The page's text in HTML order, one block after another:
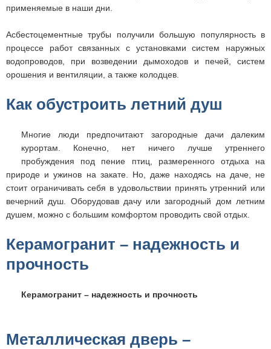
применяемые в наши дни.
Асбестоцементные трубы получили большую популярность в
процессе работ связанных с установками систем наружных
водопроводов, при возведении дымоходов и печей, систем
орошения и вентиляции, а также колодцев.
Как обустроить летний душ
Многие люди предпочитают загородные дачи далеким
курортам. Конечно, нет ничего лучше утреннего
пробуждения под пение птиц, размеренного отдыха на
природе и ужинов на закате. Но, даже находясь на даче, не
стоит ограничивать себя в удовольствии принять утренний или
вечерний душ. Оборудовав дачу или загородный дом летним
душем, можно с большим комфортом проводить свой отдых.
Керамогранит – надежность и
прочность
Керамогранит – надежность и прочность
Металлическая дверь –